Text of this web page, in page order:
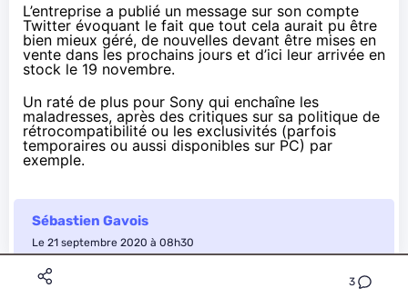
3
L’entreprise a publié un message sur son compte
Twitter évoquant le fait que tout cela aurait pu être
bien mieux géré, de nouvelles devant être mises en
vente dans les prochains jours et d’ici leur arrivée en
stock le 19 novembre.
Un raté de plus pour Sony qui enchaîne les
maladresses, après des critiques sur sa politique de
rétrocompatibilité ou les exclusivités (parfois
temporaires ou aussi disponibles sur PC) par
exemple.
Sébastien Gavois
Le 21 septembre 2020 à 08h30